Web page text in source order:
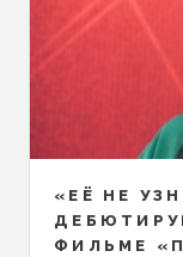
«ЕЁ НЕ
ФИЛЬМЕ